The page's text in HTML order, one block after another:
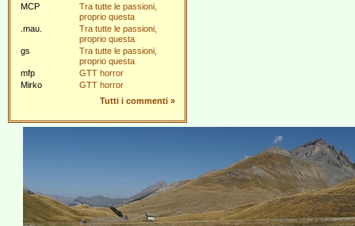
MCP
Tra tutte le passioni,
proprio questa
.mau.
Tra tutte le passioni,
proprio questa
gs
Tra tutte le passioni,
proprio questa
mfp
GTT horror
Mirko
GTT horror
Tutti i commenti »